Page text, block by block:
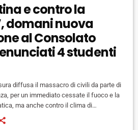
e contro la
domani nuova
al Consolato
4 studenti
diffusa il massacro di civili da parte di
per un immediato cessate il fuoco e la
ma anche contro il clima di
cariche sulle manifestazioni di venerdì
in piazza domani anche a Firenze (come